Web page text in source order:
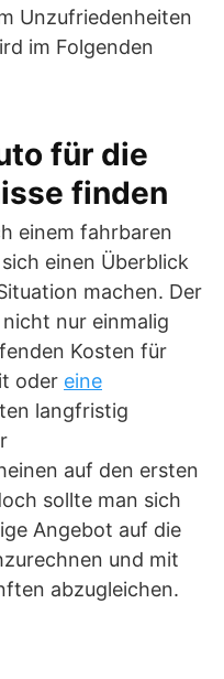
Unzufriedenheiten
im Folgenden
für die
finden
einem fahrbaren
einen Überblick
machen. Der
nur einmalig
Kosten für
oder eine
langfristig
auf den ersten
sollte man sich
Angebot auf die
und mit
abzugleichen.